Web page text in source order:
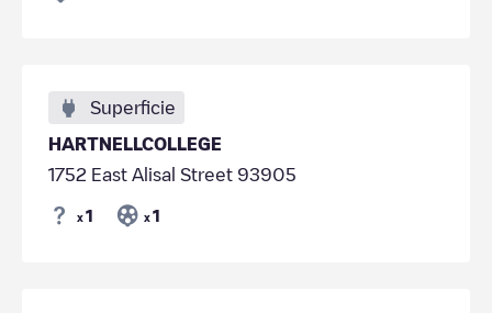
Superficie
HARTNELLCOLLEGE
1752 East Alisal Street 93905
x 1 x 1